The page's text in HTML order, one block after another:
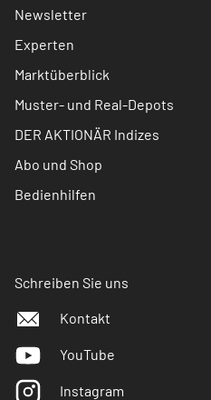
Newsletter
Experten
Marktüberblick
Muster- und Real-Depots
DER AKTIONÄR Indizes
Abo und Shop
Bedienhilfen
Schreiben Sie uns
Kontakt
YouTube
Instagram